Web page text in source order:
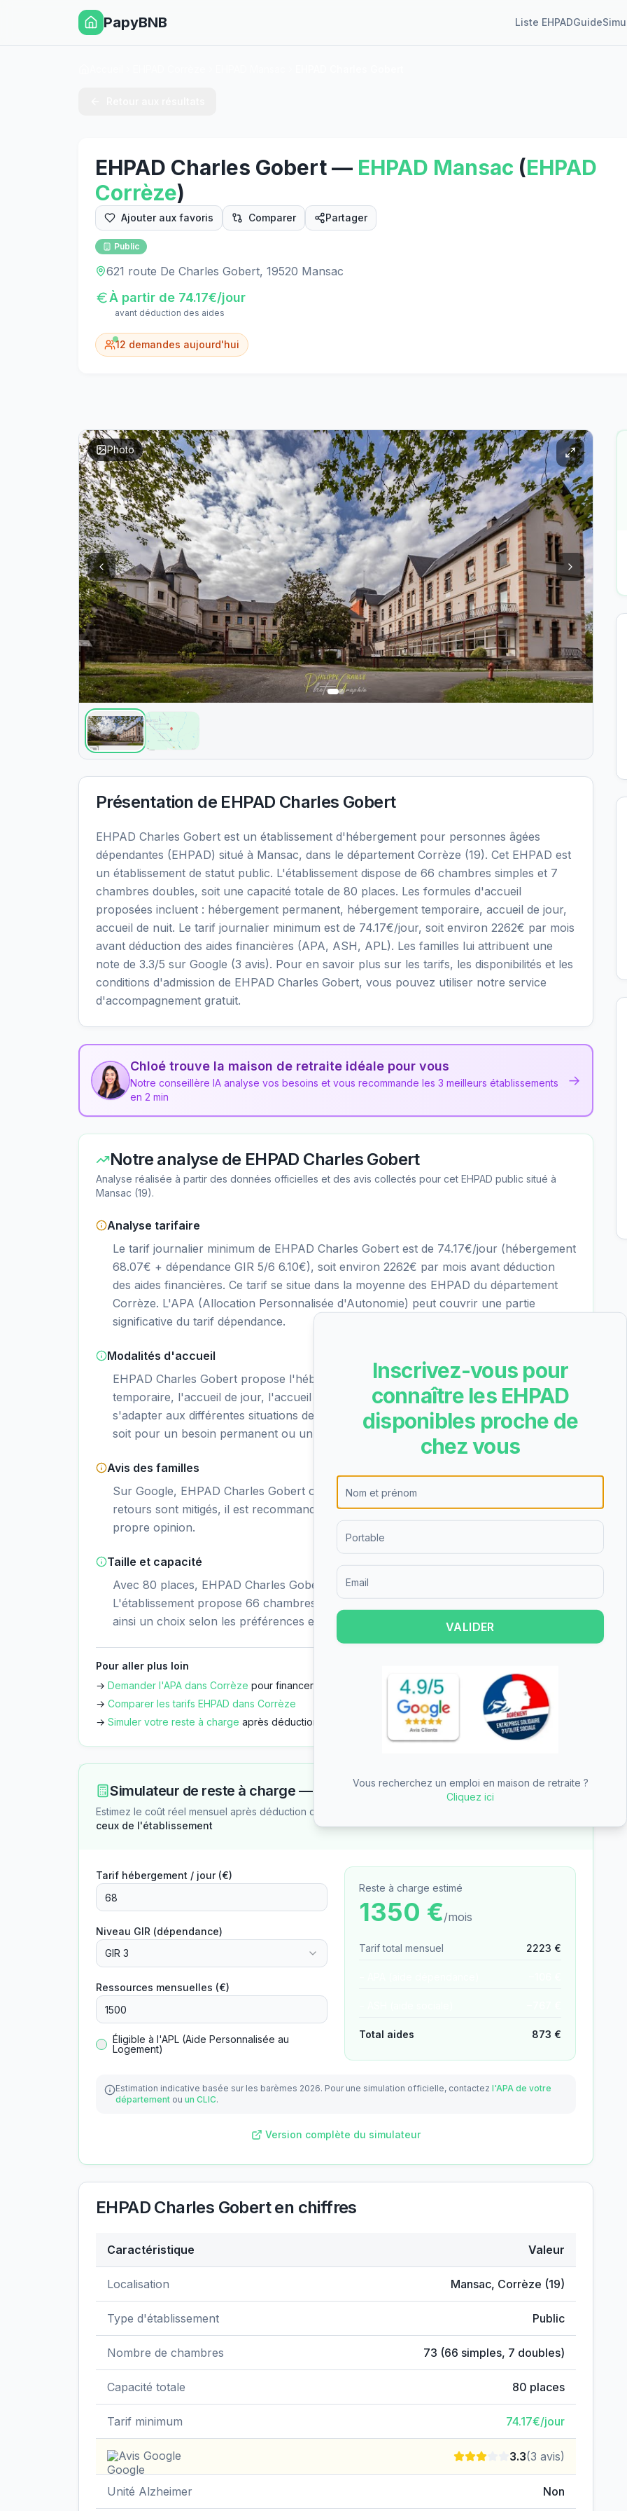
PapyBNB Liste EHPADGuide
EHPAD Charles Gobert— EHPAD Mansac (EHPAD
Corrèze)
Ajouter aux favoris Comparer Partager
Public
621 route De Charles Gobert, 19520 Mansac
À partir de 74.17€/jour
avant déduction des aides
12 demandes aujourd'hui
Photo
Présentation de EHPAD Charles Gobert
EHPAD Charles Gobert est un établissement d'hébergement pour personnes âgées
dépendantes (EHPAD) situé à Mansac, dans le département Corrèze (19). Cet EHPAD est
un établissement de statut public. L'établissement dispose de 66 chambres simples et 7
chambres doubles, soit une capacité totale de 80 places. Les formules d'accueil
proposées incluent : hébergement permanent, hébergement temporaire, accueil de jour,
accueil de nuit. Le tarif journalier minimum est de 74.17€/jour, soit environ 2262€ par mois
avant déduction des aides financières (APA, ASH, APL). Les familles lui attribuent une
note de 3.3/5 sur Google (3 avis). Pour en savoir plus sur les tarifs, les disponibilités et les
conditions d'admission de EHPAD Charles Gobert, vous pouvez utiliser notre service
d'accompagnement gratuit.
Chloé trouve la maison de retraite idéale pour vous
Notre conseillère IA analyse vos besoins et vous recommande les 3 meilleurs établissements
en 2 min
→
Notre analyse de EHPAD Charles Gobert
Analyse réalisée à partir des données officielles et des avis collectés pour cet EHPAD public situé à
Mansac (19).
Analyse tarifaire
Le tarif journalier minimum de EHPAD Charles Gobert est de 74.17€/jour (hébergement
68.07€ + dépendance GIR 5/6 6.10€), soit environ 2262€ par mois avant déduction
des aides financières. Ce tarif se situe dans la moyenne des EHPAD du département
Corrèze. L'APA (Allocation Personnalisée d'Autonomie) peut couvrir une partie
significative du tarif dépendance.
Modalités d'accueil
EHPAD Charles Gobert propose l'hébergement permanent, l'hébergement
temporaire, l'accueil de jour, l'accueil de nuit. Cette diversité d'offres permet de
s'adapter aux différentes situations des personnes âgées et de leurs familles, que ce
soit pour un besoin permanent ou un répit temporaire.
Avis des familles
Sur Google, EHPAD Charles Gobert obtient une note de 3.3/5 basée sur 3 avis. Les
retours sont mitigés, il est recommandé de visiter l'établissement pour se forger sa
propre opinion.
Taille et capacité
Avec 80 places, EHPAD Charles Gobert est un établissement de taille moyenne.
L'établissement propose 66 chambres individuelles et 7 chambres doubles, offrant
ainsi un choix selon les préférences et le budget.
Pour aller plus loin
→ Demander l'APA dans Corrèze pour financer une partie du tarif dépendance
→ Comparer les tarifs EHPAD dans Corrèze
→ Simuler votre reste à charge après déduction des aides
Simulateur de reste à charge — EHPAD Charles Gobert
Estimez le coût réel mensuel après déduction des aides (APA, APL, ASH)
ceux de l'établissement
Tarif hébergement / jour (€)
Niveau GIR (dépendance)
GIR 3
Ressources mensuelles (€)
Éligible à l'APL (Aide Personnalisée au
Logement)
Reste à charge estimé
1350 €/mois
Tarif total mensuel 2223 €
Total aides 873 €
Estimation indicative basée sur les barèmes 2026. Pour une simulation officielle, contactez l'APA de votre
département ou un CLIC.
Version complète du simulateur
EHPAD Charles Goberten chiffres
Caractéristique Valeur
Localisation Mansac, Corrèze (19)
Type d'établissement Public
Nombre de chambres 73 (66 simples, 7 doubles)
Capacité totale 80 places
Tarif minimum 74.17€/jour
Avis Google 3.3(3 avis)
Unité Alzheimer Non
Inscrivez-vous pour
connaître les EHPAD
disponibles proche de
chez vous
VALIDER
Vous recherchez un emploi en maison de retraite ?
Cliquez ici